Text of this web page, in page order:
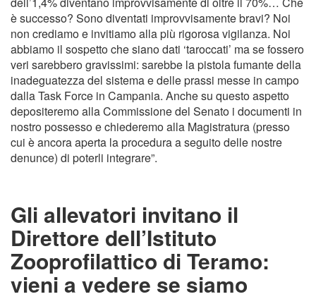
è successo? Sono diventati improvvisamente bravi? Noi
non crediamo e invitiamo alla più rigorosa vigilanza. Noi
abbiamo il sospetto che siano dati ‘taroccati’ ma se fossero
veri sarebbero gravissimi: sarebbe la pistola fumante della
inadeguatezza del sistema e delle prassi messe in campo
dalla Task Force in Campania. Anche su questo aspetto
depositeremo alla Commissione del Senato i documenti in
nostro possesso e chiederemo alla Magistratura (presso
cui è ancora aperta la procedura a seguito delle nostre
denunce) di poterli integrare”.
Gli allevatori invitano il
Direttore dell’Istituto
Zooprofilattico di Teramo:
vieni a vedere se siamo